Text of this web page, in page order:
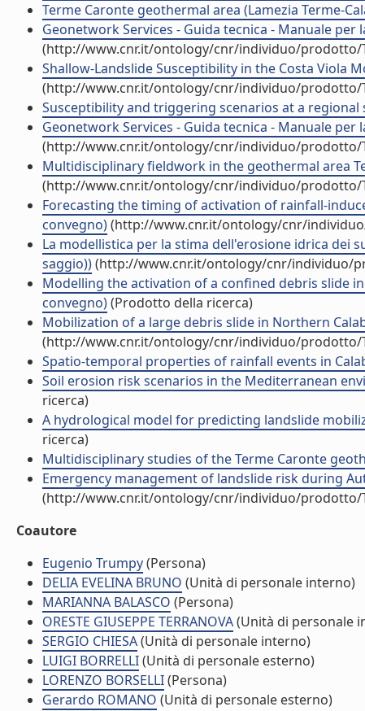
Terme Caronte geothermal area (Lamezia Terme-
Geonetwork Services - Guida tecnica - Manuale
(http://www.cnr.it/ontology/cnr/individuo/prodotto/
Shallow-Landslide Susceptibility in the Costa Viola
(http://www.cnr.it/ontology/cnr/individuo/prodotto/
Susceptibility and triggering scenarios at a
Geonetwork Services - Guida tecnica - Manuale
(http://www.cnr.it/ontology/cnr/individuo/prodotto/
Multidisciplinary fieldwork in the geothermal area
(http://www.cnr.it/ontology/cnr/individuo/prodotto/
Forecasting the timing of activation of rainfall-
convegno)(http://www.cnr.it/ontology/cnr/
La modellistica per la stima dell'erosione idrica dei
saggio))(http://www.cnr.it/ontology/cnr/individuo/
Modelling the activation of a confined debris slide
convegno)(Prodotto della ricerca)
Mobilization of a large debris slide in Northern
(http://www.cnr.it/ontology/cnr/individuo/prodotto/
Spatio-temporal properties of rainfall events in
Soil erosion risk scenarios in the Mediterranean
ricerca)
A hydrological model for predicting landslide
ricerca)
Multidisciplinary studies of the Terme Caronte
Emergency management of landslide risk during
(http://www.cnr.it/ontology/cnr/individuo/prodotto/
Coautore
Eugenio Trumpy(Persona)
DELIA EVELINA BRUNO (Unità di personale interno)
MARIANNA BALASCO (Persona)
ORESTE GIUSEPPE TERRANOVA(Unità di personale
SERGIO CHIESA(Unità di personale interno)
LUIGI BORRELLI(Unità di personale esterno)
LORENZO BORSELLI(Persona)
Gerardo ROMANO (Unità di personale esterno)